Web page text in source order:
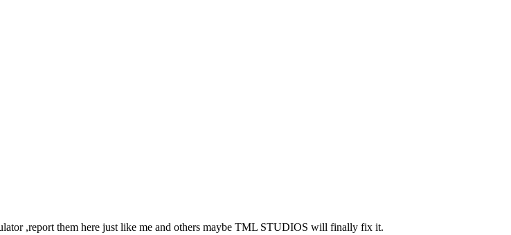
,report them here just like me and others maybe TML STUDIOS will finally fix it.